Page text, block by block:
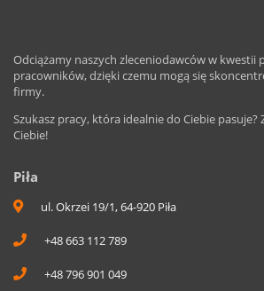
Odciążamy naszych zleceniodawców w kwestii
pracowników, dzięki czemu mogą się
firmy.
Szukasz pracy, która idealnie do Ciebie pasuje?
Ciebie!
Piła
ul. Okrzei 19/1, 64-920 Piła
+48 663 112 789
+48 796 901 049